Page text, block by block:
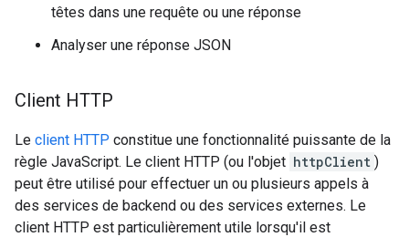
têtes dans une requête ou une réponse
Analyser une réponse JSON
Client HTTP
Le client HTTP constitue une fonctionnalité puissante de la
règle JavaScript. Le client HTTP (ou l'objet httpClient )
peut être utilisé pour effectuer un ou plusieurs appels à
des services de backend ou des services externes. Le
client HTTP est particulièrement utile lorsqu'il est